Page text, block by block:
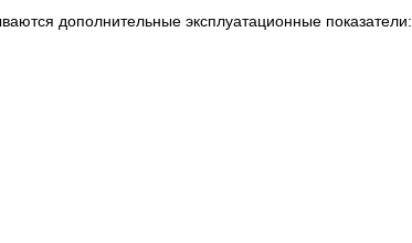
дополнительные эксплуатационные показатели: